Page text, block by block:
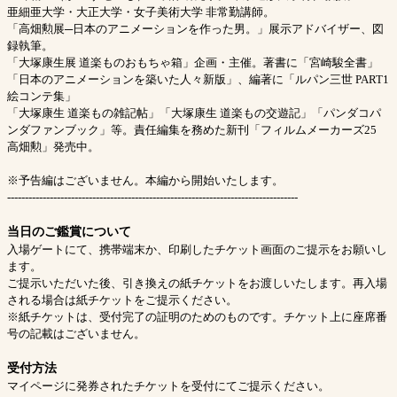
亜細亜大学・大正大学・女子美術大学 非常勤講師。
「高畑勲展─日本のアニメーションを作った男。」展示アドバイザー、図
録執筆。
「大塚康生展 道楽ものおもちゃ箱」企画・主催。著書に「宮崎駿全書」
「日本のアニメーションを築いた人々新版」、編著に「ルパン三世 PART1
絵コンテ集」
「大塚康生 道楽もの雑記帖」「大塚康生 道楽もの交遊記」「パンダコパ
ンダファンブック」等。責任編集を務めた新刊「フィルムメーカーズ25
高畑勲」発売中。
※予告編はございません。本編から開始いたします。
----------------------------------------------------------------------------------
当日のご鑑賞について
入場ゲートにて、携帯端末か、印刷したチケット画面のご提示をお願いし
ます。
ご提示いただいた後、引き換えの紙チケットをお渡しいたします。再入場
される場合は紙チケットをご提示ください。
※紙チケットは、受付完了の証明のためのものです。チケット上に座席番
号の記載はございません。
受付方法
マイページに発券されたチケットを受付にてご提示ください。